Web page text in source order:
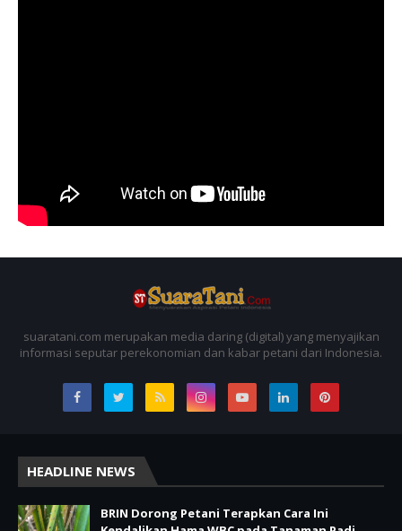
suaratani.com merupakan media daring (digital) yang menyajikan
informasi seputar perekonomian dan kabar petani dari Indonesia.
HEADLINE NEWS
BRIN Dorong Petani Terapkan Cara Ini